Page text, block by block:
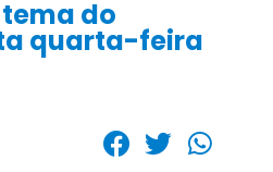
tema do
quarta-feira